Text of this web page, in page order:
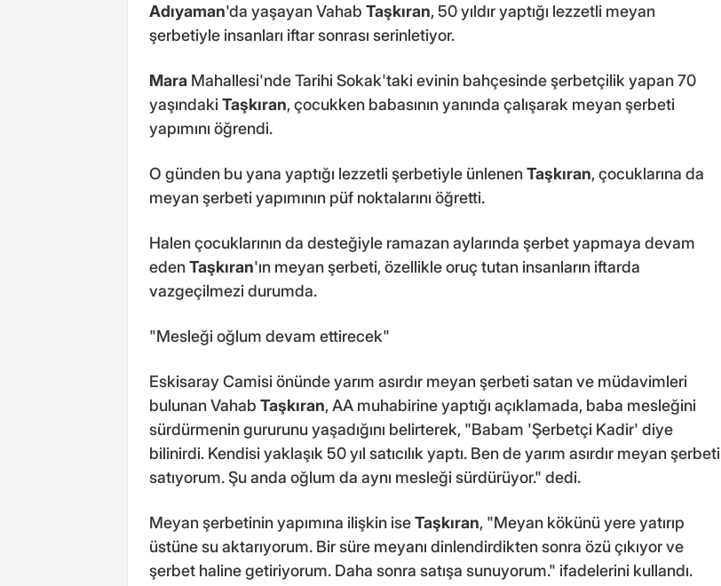
Adıyaman'da yaşayan Vahab Taşkıran, 50 yıldır yaptığı lezzetli meyan
şerbetiyle insanları iftar sonrası serinletiyor.
Mara Mahallesi'nde Tarihi Sokak'taki evinin bahçesinde şerbetçilik yapan 70
yaşındakiTaşkıran, çocukken babasının yanında çalışarak meyan şerbeti
yapımını öğrendi.
O günden bu yana yaptığı lezzetli şerbetiyle ünlenenTaşkıran, çocuklarına da
meyan şerbeti yapımının püf noktalarını öğretti.
Halen çocuklarının da desteğiyle ramazan aylarında şerbet yapmaya devam
edenTaşkıran'ın meyan şerbeti, özellikle oruç tutan insanların iftarda
vazgeçilmezi durumda.
"Mesleği oğlum devam ettirecek"
Eskisaray Camisi önünde yarım asırdır meyan şerbeti satan ve müdavimleri
bulunan Vahab Taşkıran, AA muhabirine yaptığı açıklamada, baba mesleğini
sürdürmenin gururunu yaşadığını belirterek, "Babam 'Şerbetçi Kadir' diye
bilinirdi. Kendisi yaklaşık 50 yıl satıcılık yaptı. Ben de yarım asırdır meyan şerbeti
satıyorum. Şu anda oğlum da aynı mesleği sürdürüyor." dedi.
Meyan şerbetinin yapımına ilişkin iseTaşkıran, "Meyan kökünü yere yatırıp
üstüne su aktarıyorum. Bir süre meyanı dinlendirdikten sonra özü çıkıyor ve
şerbet haline getiriyorum. Daha sonra satışa sunuyorum." ifadelerini kullandı.